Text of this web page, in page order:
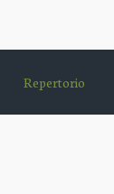
Repertorio